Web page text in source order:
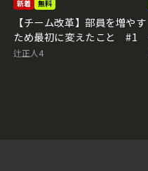
新着 無料
【チーム改革】部員を増やす
ため最初に変えたこと #1
辻正人4